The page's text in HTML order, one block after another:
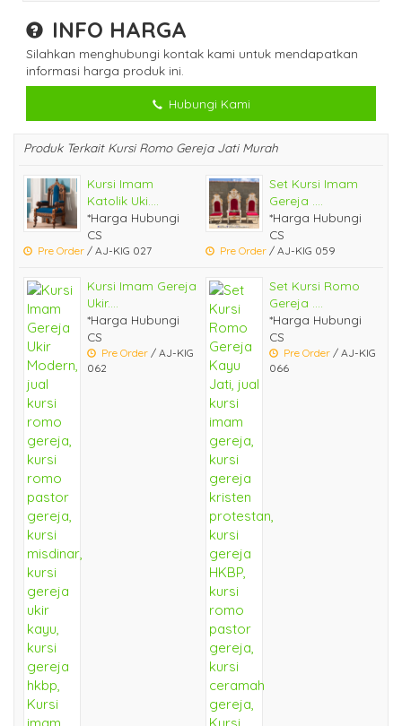
INFO HARGA
Silahkan menghubungi kontak kami untuk mendapatkan
informasi harga produk ini.
Hubungi Kami
Produk Terkait Kursi Romo Gereja Jati Murah
Kursi Imam
Katolik Uki....
*Harga Hubungi
CS
Pre Order / AJ-KIG 027
Set Kursi Imam
Gereja ....
*Harga Hubungi
CS
Pre Order / AJ-KIG 059
Kursi Imam Gereja
Ukir....
*Harga Hubungi
CS
Pre Order / AJ-KIG
062
Set Kursi Romo
Gereja ....
*Harga Hubungi
CS
Pre Order / AJ-KIG
066